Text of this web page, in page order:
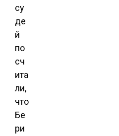
су
де
й
по
сч
ита
ли,
что
Бе
ри